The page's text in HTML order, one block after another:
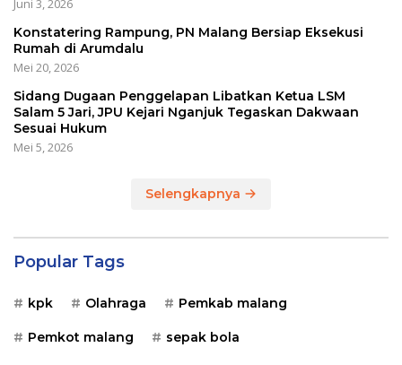
Juni 3, 2026
Konstatering Rampung, PN Malang Bersiap Eksekusi
Rumah di Arumdalu
Mei 20, 2026
Sidang Dugaan Penggelapan Libatkan Ketua LSM
Salam 5 Jari, JPU Kejari Nganjuk Tegaskan Dakwaan
Sesuai Hukum
Mei 5, 2026
Selengkapnya
Popular Tags
kpk Olahraga Pemkab malang
Pemkot malang sepak bola